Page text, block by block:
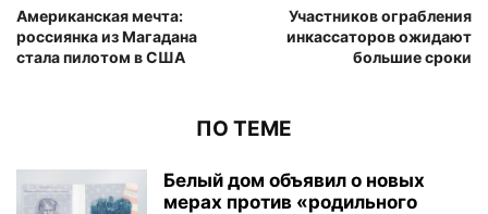
Американская мечта:
россиянка из Магадана
стала пилотом в США
Участников ограбления
инкассаторов ожидают
большие сроки
ПО ТЕМЕ
Белый дом объявил о новых
мерах против «родильного